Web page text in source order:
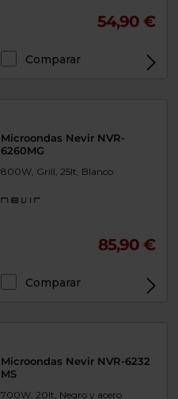
54,90 €
Comparar
Microondas Nevir NVR-
6260MG
800W, Grill, 25lt, Blanco
85,90 €
Comparar
Microondas Nevir NVR-6232
MS
700W, 20lt, Negro y acero